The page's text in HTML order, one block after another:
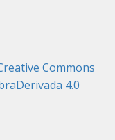
Commons
4.0